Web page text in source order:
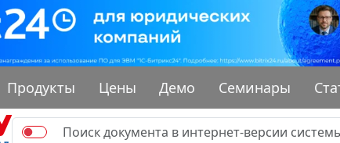
Продукты Цены Демо Семинары